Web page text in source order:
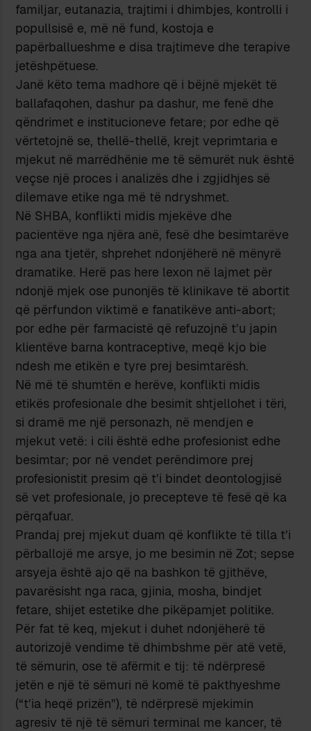
familjar, eutanazia, trajtimi i dhimbjes, kontrolli i
popullsisë e, më në fund, kostoja e
papërballueshme e disa trajtimeve dhe terapive
jetëshpëtuese.
Janë këto tema madhore që i bëjnë mjekët të
ballafaqohen, dashur pa dashur, me fenë dhe
qëndrimet e institucioneve fetare; por edhe që
vërtetojnë se, thellë-thellë, krejt veprimtaria e
mjekut në marrëdhënie me të sëmurët nuk është
veçse një proces i analizës dhe i zgjidhjes së
dilemave etike nga më të ndryshmet.
Në SHBA, konflikti midis mjekëve dhe
pacientëve nga njëra anë, fesë dhe besimtarëve
nga ana tjetër, shprehet ndonjëherë në mënyrë
dramatike. Herë pas here lexon në lajmet për
ndonjë mjek ose punonjës të klinikave të abortit
që përfundon viktimë e fanatikëve anti-abort;
por edhe për farmacistë që refuzojnë t’u japin
klientëve barna kontraceptive, meqë kjo bie
ndesh me etikën e tyre prej besimtarësh.
Në më të shumtën e herëve, konflikti midis
etikës profesionale dhe besimit shtjellohet i tëri,
si dramë me një personazh, në mendjen e
mjekut vetë: i cili është edhe profesionist edhe
besimtar; por në vendet perëndimore prej
profesionistit presim që t’i bindet deontologjisë
së vet profesionale, jo precepteve të fesë që ka
përqafuar.
Prandaj prej mjekut duam që konflikte të tilla t’i
përballojë me arsye, jo me besimin në Zot; sepse
arsyeja është ajo që na bashkon të gjithëve,
pavarësisht nga raca, gjinia, mosha, bindjet
fetare, shijet estetike dhe pikëpamjet politike.
Për fat të keq, mjekut i duhet ndonjëherë të
autorizojë vendime të dhimbshme për atë vetë,
të sëmurin, ose të afërmit e tij: të ndërpresë
jetën e një të sëmuri në komë të pakthyeshme
(“t’ia heqë prizën”), të ndërpresë mjekimin
agresiv të një të sëmuri terminal me kancer, të